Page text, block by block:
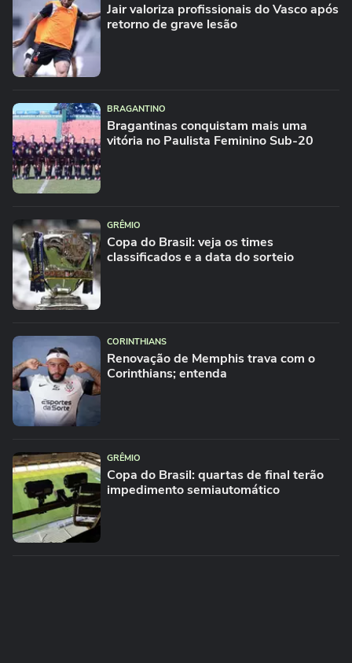
Jair valoriza profissionais do Vasco após
retorno de grave lesão
BRAGANTINO
Bragantinas conquistam mais uma
vitória no Paulista Feminino Sub-20
GRÊMIO
Copa do Brasil: veja os times
classificados e a data do sorteio
CORINTHIANS
Renovação de Memphis trava com o
Corinthians; entenda
GRÊMIO
Copa do Brasil: quartas de final terão
impedimento semiautomático